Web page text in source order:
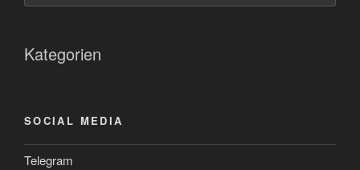
Kategorien
SOCIAL MEDIA
Telegram